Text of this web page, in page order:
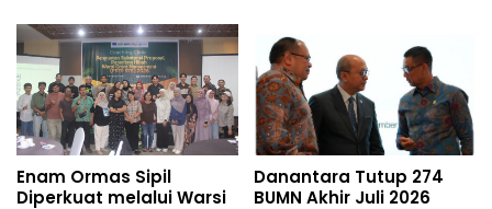
Enam Ormas Sipil
Diperkuat melalui Warsi
Danantara Tutup 274
BUMN Akhir Juli 2026